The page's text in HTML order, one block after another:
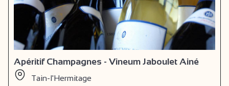
Apéritif Champagnes - Vineum Jaboulet Ainé
Tain-l'Hermitage